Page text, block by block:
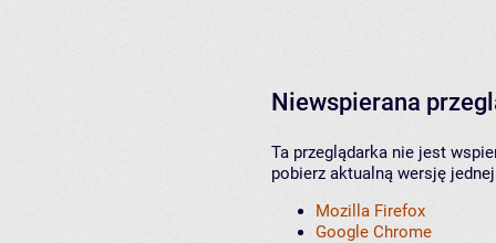
Niewspierana
Ta przeglądarka nie jest
pobierz aktualną wersję
Mozilla Firefox
Google Chrome